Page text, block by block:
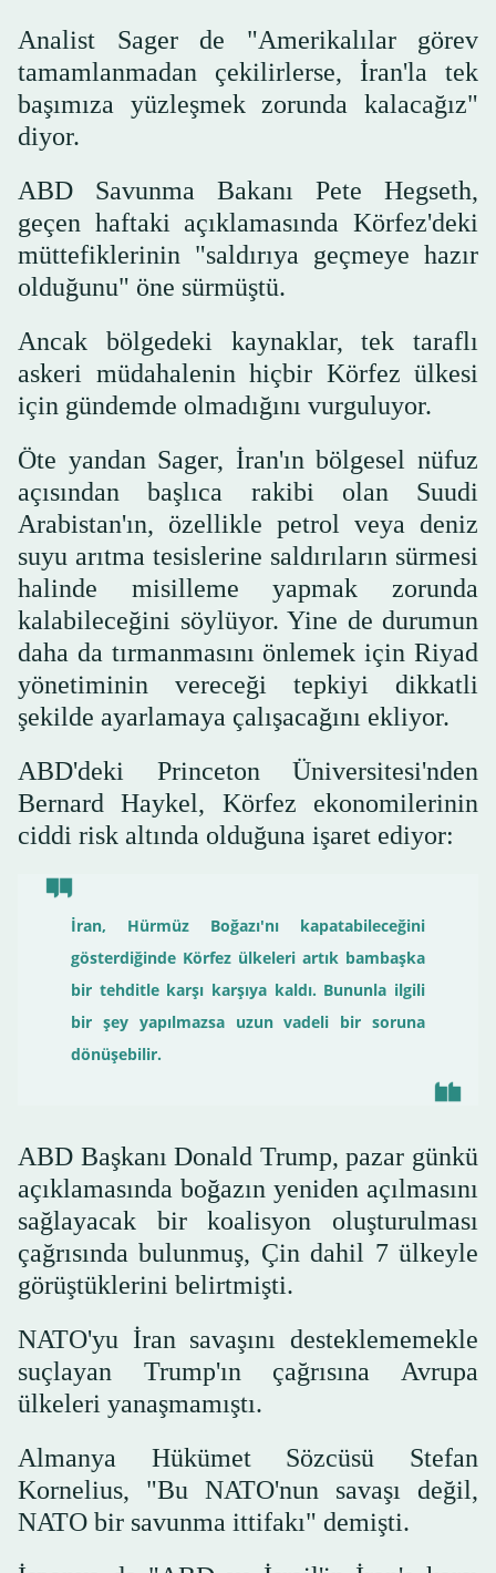
Analist Sager de "Amerikalılar görev
tamamlanmadan çekilirlerse, İran'la tek
başımıza yüzleşmek zorunda kalacağız"
diyor.
ABD Savunma Bakanı Pete Hegseth,
geçen haftaki açıklamasında Körfez'deki
müttefiklerinin "saldırıya geçmeye hazır
olduğunu" öne sürmüştü.
Ancak bölgedeki kaynaklar, tek taraflı
askeri müdahalenin hiçbir Körfez ülkesi
için gündemde olmadığını vurguluyor.
Öte yandan Sager, İran'ın bölgesel nüfuz
açısından başlıca rakibi olan Suudi
Arabistan'ın, özellikle petrol veya deniz
suyu arıtma tesislerine saldırıların sürmesi
halinde misilleme yapmak zorunda
kalabileceğini söylüyor. Yine de durumun
daha da tırmanmasını önlemek için Riyad
yönetiminin vereceği tepkiyi dikkatli
şekilde ayarlamaya çalışacağını ekliyor.
ABD'deki Princeton Üniversitesi'nden
Bernard Haykel, Körfez ekonomilerinin
ciddi risk altında olduğuna işaret ediyor:
İran, Hürmüz Boğazı'nı kapatabileceğini
gösterdiğinde Körfez ülkeleri artık bambaşka
bir tehditle karşı karşıya kaldı. Bununla ilgili
bir şey yapılmazsa uzun vadeli bir soruna
dönüşebilir.
ABD Başkanı Donald Trump, pazar günkü
açıklamasında boğazın yeniden açılmasını
sağlayacak bir koalisyon oluşturulması
çağrısında bulunmuş, Çin dahil 7 ülkeyle
görüştüklerini belirtmişti.
NATO'yu İran savaşını desteklememekle
suçlayan Trump'ın çağrısına Avrupa
ülkeleri yanaşmamıştı.
Almanya Hükümet Sözcüsü Stefan
Kornelius, "Bu NATO'nun savaşı değil,
NATO bir savunma ittifakı" demişti.